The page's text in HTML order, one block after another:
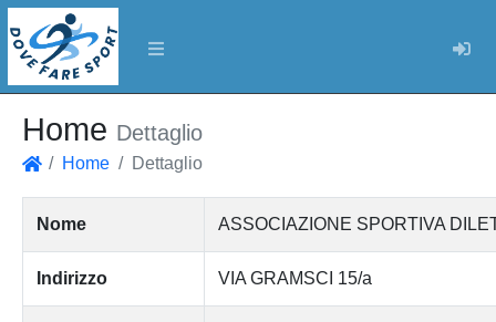
Home Dettaglio
Home Dettaglio
Nome ASSOCIAZIONE SPORTIVA
Indirizzo VIA GRAMSCI 15/a